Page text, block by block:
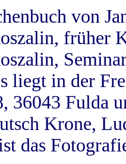
von
früher
liegt in der
36043 Fulda
Krone,
das